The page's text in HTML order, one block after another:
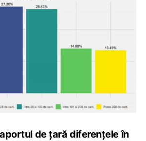
de țară diferențele în